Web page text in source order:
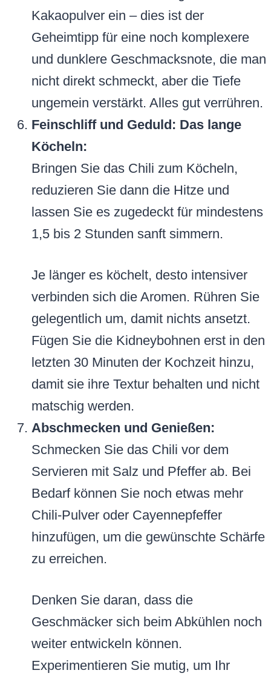
Kakaopulver ein – dies ist der
Geheimtipp für eine noch komplexere
und dunklere Geschmacksnote, die man
nicht direkt schmeckt, aber die Tiefe
ungemein verstärkt. Alles gut verrühren.
Feinschliff und Geduld: Das lange
Köcheln:
Bringen Sie das Chili zum Köcheln,
reduzieren Sie dann die Hitze und
lassen Sie es zugedeckt für mindestens
1,5 bis 2 Stunden sanft simmern.
Je länger es köchelt, desto intensiver
verbinden sich die Aromen. Rühren Sie
gelegentlich um, damit nichts ansetzt.
Fügen Sie die Kidneybohnen erst in den
letzten 30 Minuten der Kochzeit hinzu,
damit sie ihre Textur behalten und nicht
matschig werden.
Abschmecken und Genießen:
Schmecken Sie das Chili vor dem
Servieren mit Salz und Pfeffer ab. Bei
Bedarf können Sie noch etwas mehr
Chili-Pulver oder Cayennepfeffer
hinzufügen, um die gewünschte Schärfe
zu erreichen.
Denken Sie daran, dass die
Geschmäcker sich beim Abkühlen noch
weiter entwickeln können.
Experimentieren Sie mutig, um Ihr